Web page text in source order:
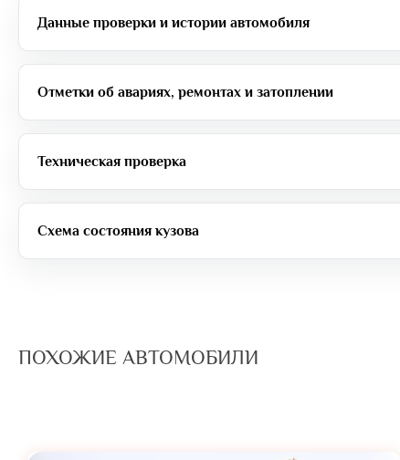
Данные проверки и истории автомобиля
Отметки об авариях, ремонтах и затоплении
Техническая проверка
Схема состояния кузова
ПОХОЖИЕ АВТОМОБИЛИ